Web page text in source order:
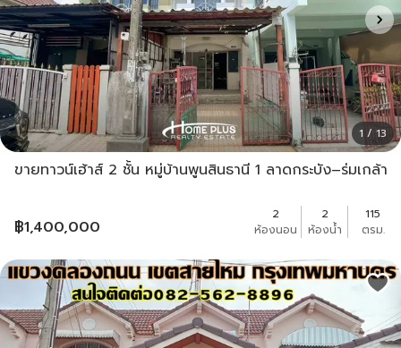
1 / 13
ขายทาวน์เฮ้าส์ 2 ชั้น หมู่บ้านพูนสินธานี 1 ลาดกระบัง–ร่มเกล้า
฿1,400,000
2
ห้องนอน
2
ห้องน้ำ
115
ตรม.